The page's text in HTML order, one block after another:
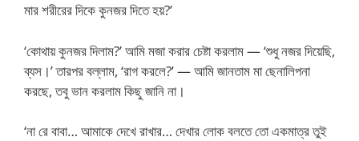
মার শরীরের দিকে কুনজর দিতে হয়?’
‘কোথায় কুনজর দিলাম?’ আমি মজা করার চেষ্টা করলাম — ‘শুধু নজর দিয়েছি,
ব্যস।’ তারপর বল্লাম, ‘রাগ করলে?’ — আমি জানতাম মা ছেনালিপনা
করছে, তবু ভান করলাম কিছু জানি না।
‘না রে বাবা… আমাকে দেখে রাখার… দেখার লোক বলতে তো একমাত্র তুই